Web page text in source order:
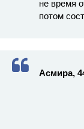
не время
потом
Асмира,